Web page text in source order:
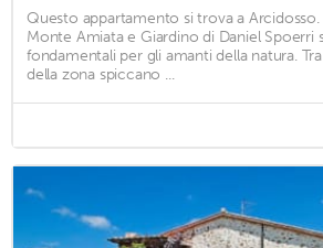
Questo appartamento si trova a
Monte Amiata e Giardino di Daniel Spoerri
fondamentali per gli amanti della natura.
della zona spiccano ...